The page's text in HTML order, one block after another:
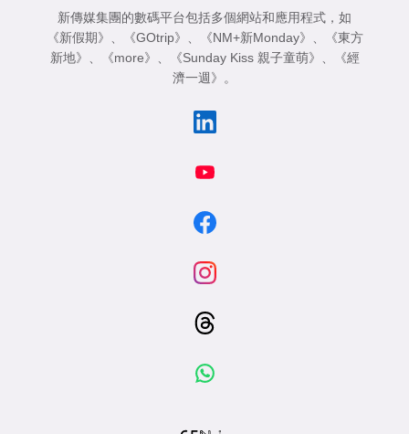
新傳媒集團的數碼平台包括多個網站和應用程式，如
《新假期》 、 《GOtrip》 、 《NM+新Monday》 、
《東方
新地》 、 《more》 、 《Sunday Kiss 親子童萌》 、
《經
濟一週》 。